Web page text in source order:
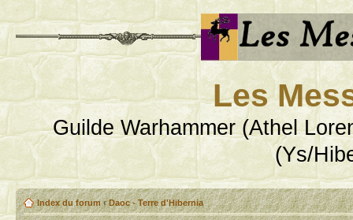
Les
Guilde Warhammer (Athel
(Ys/
Index du forum ‹ Daoc - Terre d'Hibernia